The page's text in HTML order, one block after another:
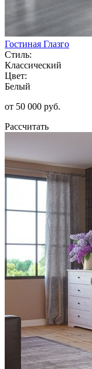
Гостиная Глазго
Стиль:
Классический
Цвет:
Белый
от 50 000 руб.
Рассчитать